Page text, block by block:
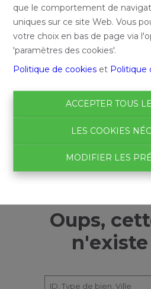
que le comportement de
uniques sur ce site Web. Vous
votre choix en bas de page via
'paramètres des cookies'.
Politique de cookies et Politique
ACCEPTER TOUS
LES COOKIES
MODIFIER LES
Oups,